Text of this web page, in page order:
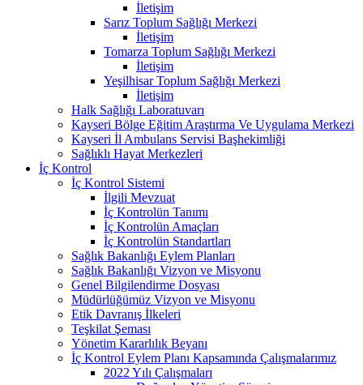
İletişim
Sarız Toplum Sağlığı Merkezi
İletişim
Tomarza Toplum Sağlığı Merkezi
İletişim
Yeşilhisar Toplum Sağlığı Merkezi
İletişim
Halk Sağlığı Laboratuvarı
Kayseri Bölge Eğitim Araştırma Ve Uygulama Merkezi
Kayseri İl Ambulans Servisi Başhekimliği
Sağlıklı Hayat Merkezleri
İç Kontrol
İç Kontrol Sistemi
İlgili Mevzuat
İç Kontrolün Tanımı
İç Kontrolün Amaçları
İç Kontrolün Standartları
Sağlık Bakanlığı Eylem Planları
Sağlık Bakanlığı Vizyon ve Misyonu
Genel Bilgilendirme Dosyası
Müdürlüğümüz Vizyon ve Misyonu
Etik Davranış İlkeleri
Teşkilat Şeması
Yönetim Kararlılık Beyanı
İç Kontrol Eylem Planı Kapsamında Çalışmalarımız
2022 Yılı Çalışmaları